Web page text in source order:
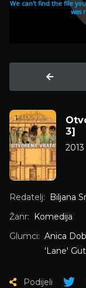
3]
2013
Redatelj: Biljana
Žanr:
Komedija
Glumci: Anica
'Lane'
Podijeli